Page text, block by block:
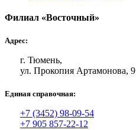
Филиал «Восточный»
Адрес:
г. Тюмень,
ул. Прокопия Артамонова, 9
Единая справочная:
+7 (3452) 98-09-54
+7 905 857-22-12